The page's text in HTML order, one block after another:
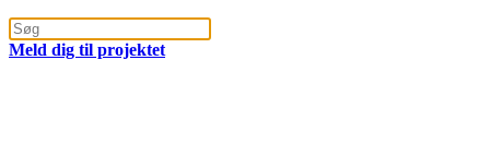
Meld dig til projektet